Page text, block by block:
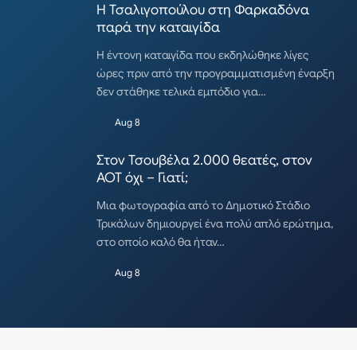
Η Τσαλιγοπούλου στη Φαρκαδόνα
παρά την καταιγίδα
Η έντονη καταιγίδα που εκδηλώθηκε λίγες
ώρες πριν από την προγραμματισμένη έναρξη
δεν στάθηκε τελικά εμπόδιο για…
Aug 8
Στον Τσουβέλα 2.000 θεατές, στον
ΑΟΤ όχι – Γιατί;
Μια φωτογραφία από το Δημοτικό Στάδιο
Τρικάλων δημιουργεί ένα πολύ απλό ερώτημα,
στο οποίο καλό θα ήταν…
Aug 8